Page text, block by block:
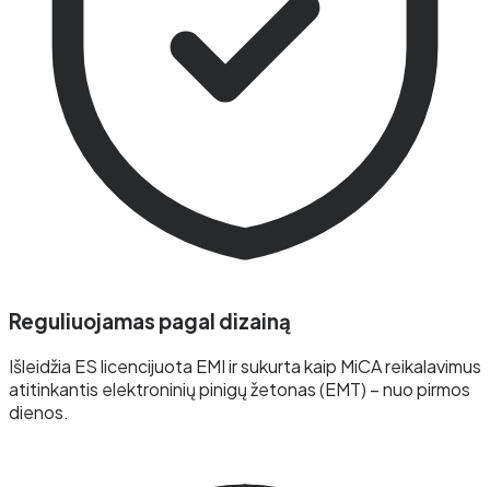
Reguliuojamas pagal dizainą
Išleidžia ES licencijuota EMI ir sukurta kaip MiCA reikalavimus
atitinkantis elektroninių pinigų žetonas (EMT) – nuo pirmos
dienos.